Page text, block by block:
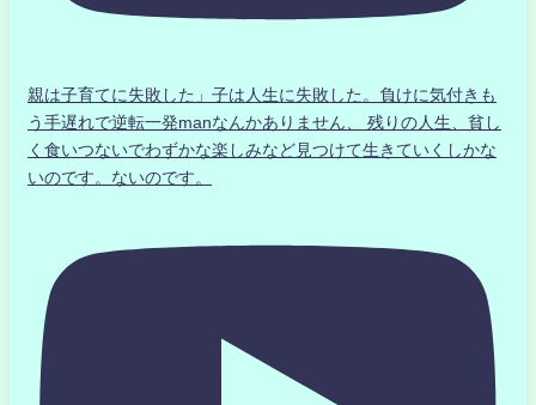
親は子育てに失敗した」子は人生に失敗した。負けに気付きも
う手遅れで逆転一発manなんかありません、 残りの人生、貧し
く食いつないでわずかな楽しみなど見つけて生きていくしかな
いのです。ないのです。